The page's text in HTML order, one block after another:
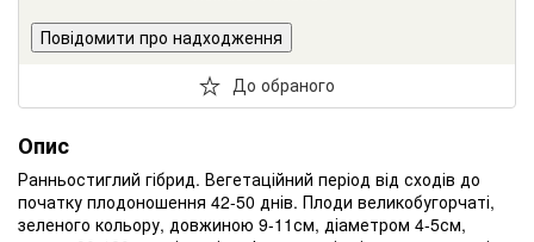
Повідомити про надходження
До обраного
Опис
Ранньостиглий гібрид. Вегетаційний період від сходів до
початку плодоношення 42-50 днів. Плоди великобугорчаті,
зеленого кольору, довжиною 9-11см, діаметром 4-5см,